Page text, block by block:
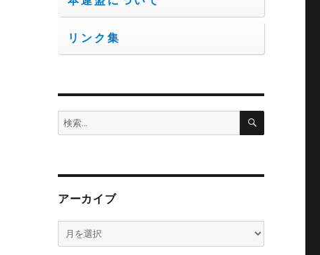
リンク集
検
索:
検
アーカイブ